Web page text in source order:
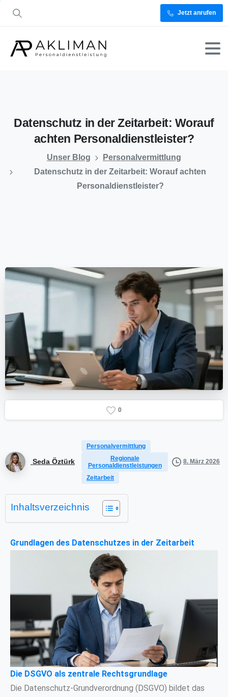
Jetzt anrufen
Datenschutz in der Zeitarbeit: Worauf
achten Personaldienstleister?
Unser Blog
Personalvermittlung
Datenschutz in der Zeitarbeit: Worauf achten
Personaldienstleister?
0
Seda Öztürk
Personalvermittlung
Regionale
Personaldienstleistungen
Zeitarbeit
8. März 2026
Inhaltsverzeichnis
Grundlagen des Datenschutzes in der Zeitarbeit
Die DSGVO als zentrale Rechtsgrundlage
Die Datenschutz-Grundverordnung (DSGVO) bildet das